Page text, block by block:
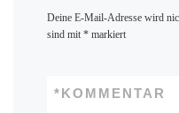
Deine E-Mail-Adresse wird
sind mit *markiert
KOMMENTAR
*